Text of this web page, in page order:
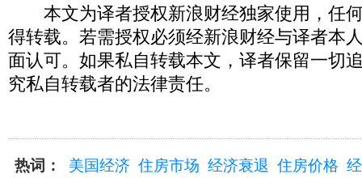
本文为译者授权新浪财经独家使用，任
得转载。若需授权必须经新浪财经与译者本
面认可。如果私自转载本文，译者保留一切
究私自转载者的法律责任。
热词： 美国经济 住房市场 经济衰退 住房价格